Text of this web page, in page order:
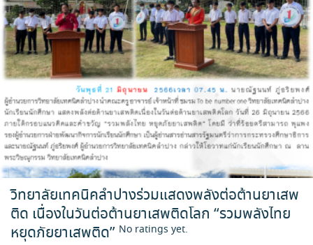
วิทยาลัยเทคนิคลำปางร่วมแสดงพลังต่อต้านยาเสพ
ติด เนื่องในวันต่อต้านยาเสพติดโลก “รวมพลังไทย
หยุดภัยยาเสพติด” No ratings yet.